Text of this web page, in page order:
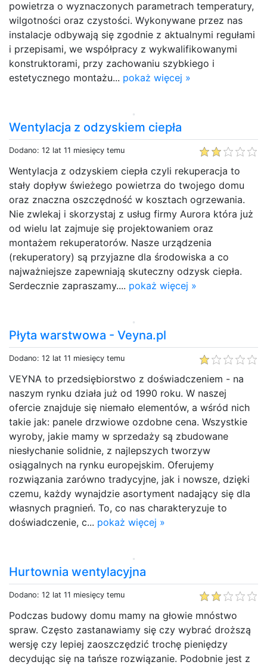
powietrza o wyznaczonych parametrach temperatury,
wilgotności oraz czystości. Wykonywane przez nas
instalacje odbywają się zgodnie z aktualnymi regułami
i przepisami, we współpracy z wykwalifikowanymi
konstruktorami, przy zachowaniu szybkiego i
estetycznego montażu... pokaż więcej »
Wentylacja z odzyskiem ciepła
Dodano: 12 lat 11 miesięcy temu
Wentylacja z odzyskiem ciepła czyli rekuperacja to
stały dopływ świeżego powietrza do twojego domu
oraz znaczna oszczędność w kosztach ogrzewania.
Nie zwlekaj i skorzystaj z usług firmy Aurora która już
od wielu lat zajmuje się projektowaniem oraz
montażem rekuperatorów. Nasze urządzenia
(rekuperatory) są przyjazne dla środowiska a co
najważniejsze zapewniają skuteczny odzysk ciepła.
Serdecznie zapraszamy.... pokaż więcej »
Płyta warstwowa - Veyna.pl
Dodano: 12 lat 11 miesięcy temu
VEYNA to przedsiębiorstwo z doświadczeniem - na
naszym rynku działa już od 1990 roku. W naszej
ofercie znajduje się niemało elementów, a wśród nich
takie jak: panele drzwiowe ozdobne cena. Wszystkie
wyroby, jakie mamy w sprzedaży są zbudowane
niesłychanie solidnie, z najlepszych tworzyw
osiągalnych na rynku europejskim. Oferujemy
rozwiązania zarówno tradycyjne, jak i nowsze, dzięki
czemu, każdy wynajdzie asortyment nadający się dla
własnych pragnień. To, co nas charakteryzuje to
doświadczenie, c... pokaż więcej »
Hurtownia wentylacyjna
Dodano: 12 lat 11 miesięcy temu
Podczas budowy domu mamy na głowie mnóstwo
spraw. Często zastanawiamy się czy wybrać droższą
wersję czy lepiej zaoszczędzić trochę pieniędzy
decydując się na tańsze rozwiązanie. Podobnie jest z